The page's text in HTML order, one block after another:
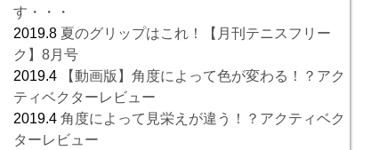
す・・・
2019.8 夏のグリップはこれ！【月刊テニスフリー
ク】8月号
2019.4
【動画版】角度によって色が変わる！？アク
ティベクターレビュー
2019.4 角度によって見栄えが違う！？アクティベク
ターレビュー